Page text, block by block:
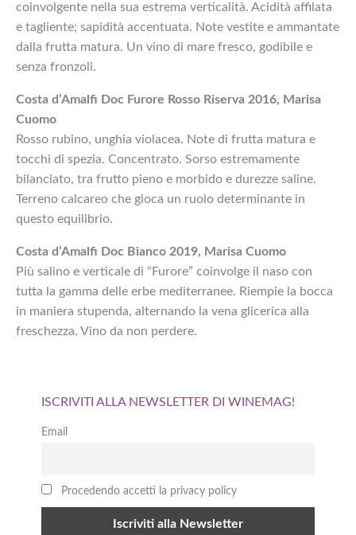
coinvolgente nella sua estrema verticalità. Acidità affilata
e tagliente; sapidità accentuata. Note vestite e ammantate
dalla frutta matura. Un vino di mare fresco, godibile e
senza fronzoli.
Costa d’Amalfi Doc Furore Rosso Riserva 2016, Marisa
Cuomo
Rosso rubino, unghia violacea. Note di frutta matura e
tocchi di spezia. Concentrato. Sorso estremamente
bilanciato, tra frutto pieno e morbido e durezze saline.
Terreno calcareo che gioca un ruolo determinante in
questo equilibrio.
Costa d’Amalfi Doc Bianco 2019, Marisa Cuomo
Più salino e verticale di “Furore” coinvolge il naso con
tutta la gamma delle erbe mediterranee. Riempie la bocca
in maniera stupenda, alternando la vena glicerica alla
freschezza. Vino da non perdere.
ISCRIVITI ALLA NEWSLETTER DI WINEMAG!
Email
Procedendo accetti la privacy policy